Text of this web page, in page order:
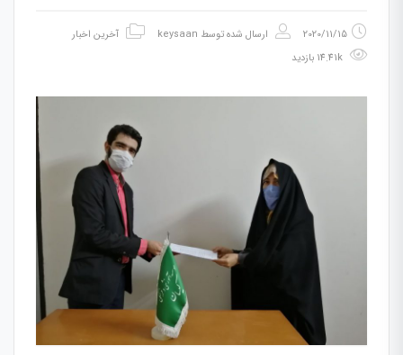
2020/11/15 ارسال شده توسط keysaan
آخرین اخبار